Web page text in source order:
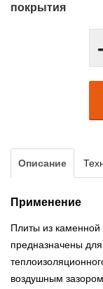
покрытия
Описание
Применение
Плиты из
предназначены
воздушным